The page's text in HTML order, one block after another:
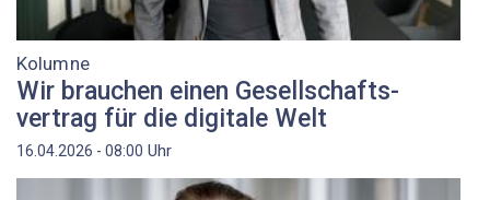
Kolumne
Wir brauchen einen Gesellschafts­
vertrag für die digitale Welt
16.04.2026 - 08:00 Uhr